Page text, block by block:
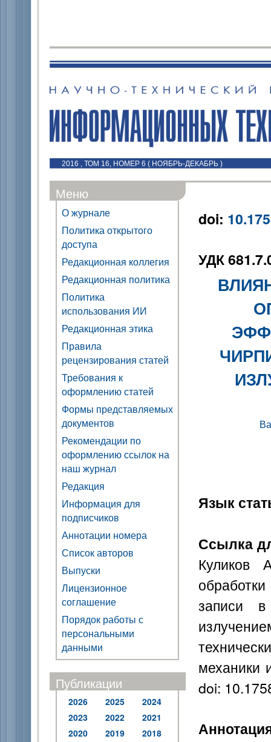
2016 , ТОМ 16, НОМЕР 6 ( НОЯБРЬ-ДЕКАБРЬ )
Меню
О журнале
Политика открытого
доступа
Редакционная коллегия
Редакционная политика
Политика
использования ИИ
Редакционная этика
Правила
рецензирования статей
Требования к
оформлению статей
Формы представляемых
документов
Рекомендации по
оформлению ссылок на
наш журнал
Редакция
Информация для
подписчиков
Аннотации номера
Список авторов
Выпуски
Лицензионное
соглашение
Порядок работы с
персональными
данными
Публикации
2026 2025
2024
2023
2022
2021
2020
2019
2018
doi:
УДК
Язык
Ссылка
Куликов
записи
механики
doi: